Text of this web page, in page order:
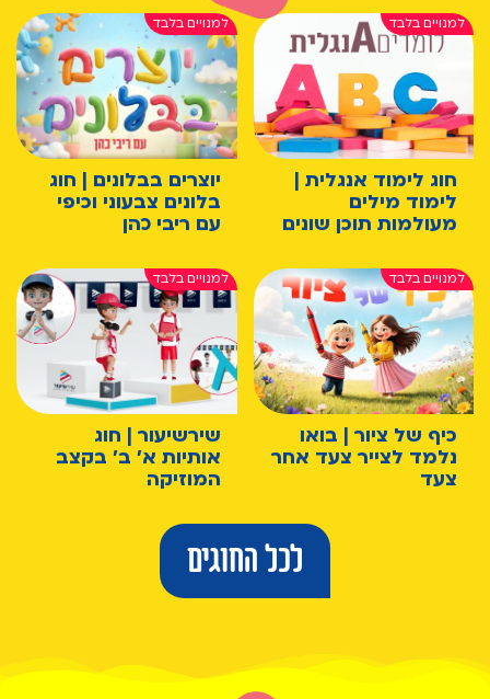
חוג לימוד אנגלית |
לימוד מילים
מעולמות תוכן שונים
יוצרים בבלונים | חוג
בלונים צבעוני וכיפי
עם ריבי כהן
כיף של ציור | בואו
נלמד לצייר צעד אחר
צעד
שירשיעור | חוג
אותיות א' ב' בקצב
המוזיקה
לכל החוגים